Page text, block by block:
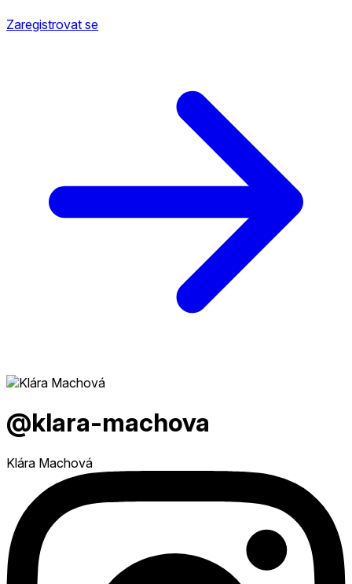
Zaregistrovat se
@klara-machova
Klára Machová